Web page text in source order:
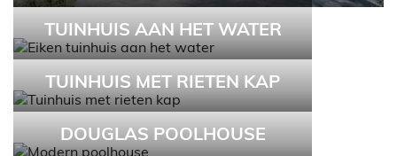
TUINHUIS AAN HET WATER
TUINHUIS MET RIETEN KAP
DOUGLAS POOLHOUSE